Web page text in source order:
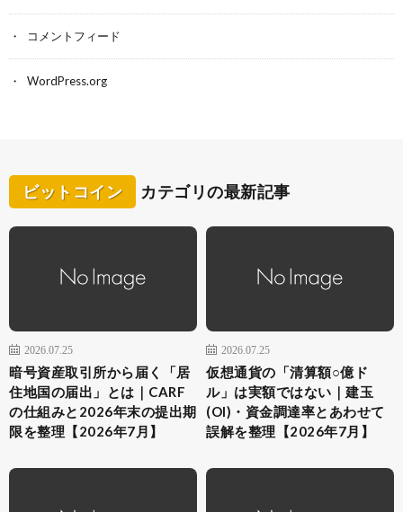
コメントフィード
WordPress.org
ビットコイン カテゴリの最新記事
2026.07.25
暗号資産取引所から届く「居
住地国の届出」とは｜CARF
の仕組みと2026年末の提出期
限を整理【2026年7月】
2026.07.25
仮想通貨の「清算額○億ド
ル」は実額ではない｜建玉
(OI)・資金調達率とあわせて
誤解を整理【2026年7月】